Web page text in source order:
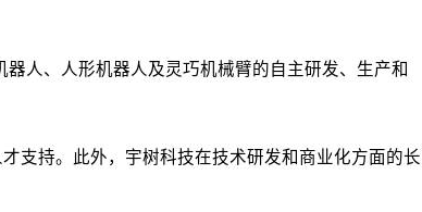
人、人形机器人及灵巧机械臂的自主研发、生产和
支持。此外，宇树科技在技术研发和商业化方面的长